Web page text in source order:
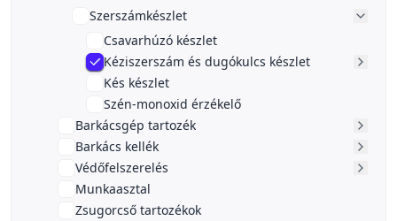
Szerszámkészlet
Csavarhúzó készlet
Kéziszerszám és dugókulcs készlet
Kés készlet
Szén-monoxid érzékelő
Barkácsgép tartozék
Barkács kellék
Védőfelszerelés
Munkaasztal
Zsugorcső tartozékok